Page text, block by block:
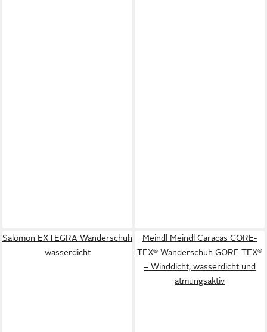
Salomon EXTEGRA Wanderschuh
wasserdicht
Meindl Meindl Caracas GORE-
TEX® Wanderschuh GORE-TEX®
– Winddicht, wasserdicht und
atmungsaktiv